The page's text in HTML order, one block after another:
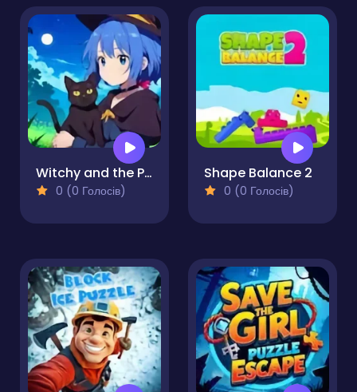
Witchy and the Puzzle Adventures
0 (0 Голосів)
Shape Balance 2
0 (0 Голосів)